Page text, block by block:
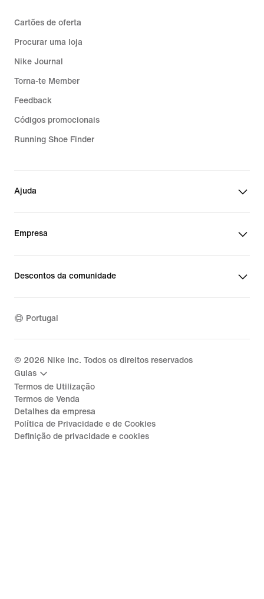
Cartões de oferta
Procurar uma loja
Nike Journal
Torna-te Member
Feedback
Códigos promocionais
Running Shoe Finder
Ajuda
Empresa
Descontos da comunidade
Portugal
© 2026 Nike Inc. Todos os direitos reservados
Guias
Termos de Utilização
Termos de Venda
Detalhes da empresa
Política de Privacidade e de Cookies
Definição de privacidade e cookies